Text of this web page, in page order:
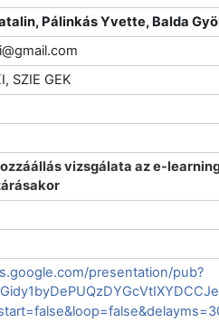
Pálinkás Yvette, Balda
SZIE GEK
vizsgálata az e-
presentation/pub?